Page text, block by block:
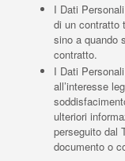
I Dati
di un contratto
sino a quando
contratto.
I Dati
all’interesse
ulteriori
perseguito dal
documento o